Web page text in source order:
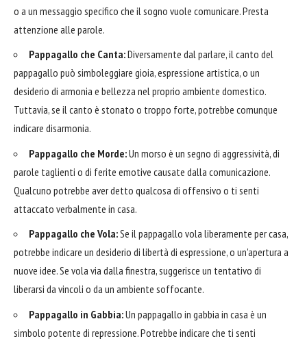
o a un messaggio specifico che il sogno vuole comunicare. Presta
attenzione alle parole.
Pappagallo che Canta:Diversamente dal parlare, il canto del
pappagallo può simboleggiare gioia, espressione artistica, o un
desiderio di armonia e bellezza nel proprio ambiente domestico.
Tuttavia, se il canto è stonato o troppo forte, potrebbe comunque
indicare disarmonia.
Pappagallo che Morde:Un morso è un segno di aggressività, di
parole taglienti o di ferite emotive causate dalla comunicazione.
Qualcuno potrebbe aver detto qualcosa di offensivo o ti senti
attaccato verbalmente in casa.
Pappagallo che Vola:Se il pappagallo vola liberamente per casa,
potrebbe indicare un desiderio di libertà di espressione, o un'apertura a
nuove idee. Se vola via dalla finestra, suggerisce un tentativo di
liberarsi da vincoli o da un ambiente soffocante.
Pappagallo in Gabbia:Un pappagallo in gabbia in casa è un
simbolo potente di repressione. Potrebbe indicare che ti senti